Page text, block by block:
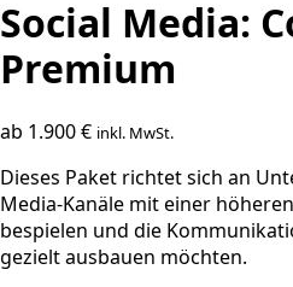
Social Media:
Premium
ab 1.900€ inkl. MwSt.
Dieses Paket richtet sich an
Media-Kanäle mit einer
bespielen und die
gezielt ausbauen möchten.